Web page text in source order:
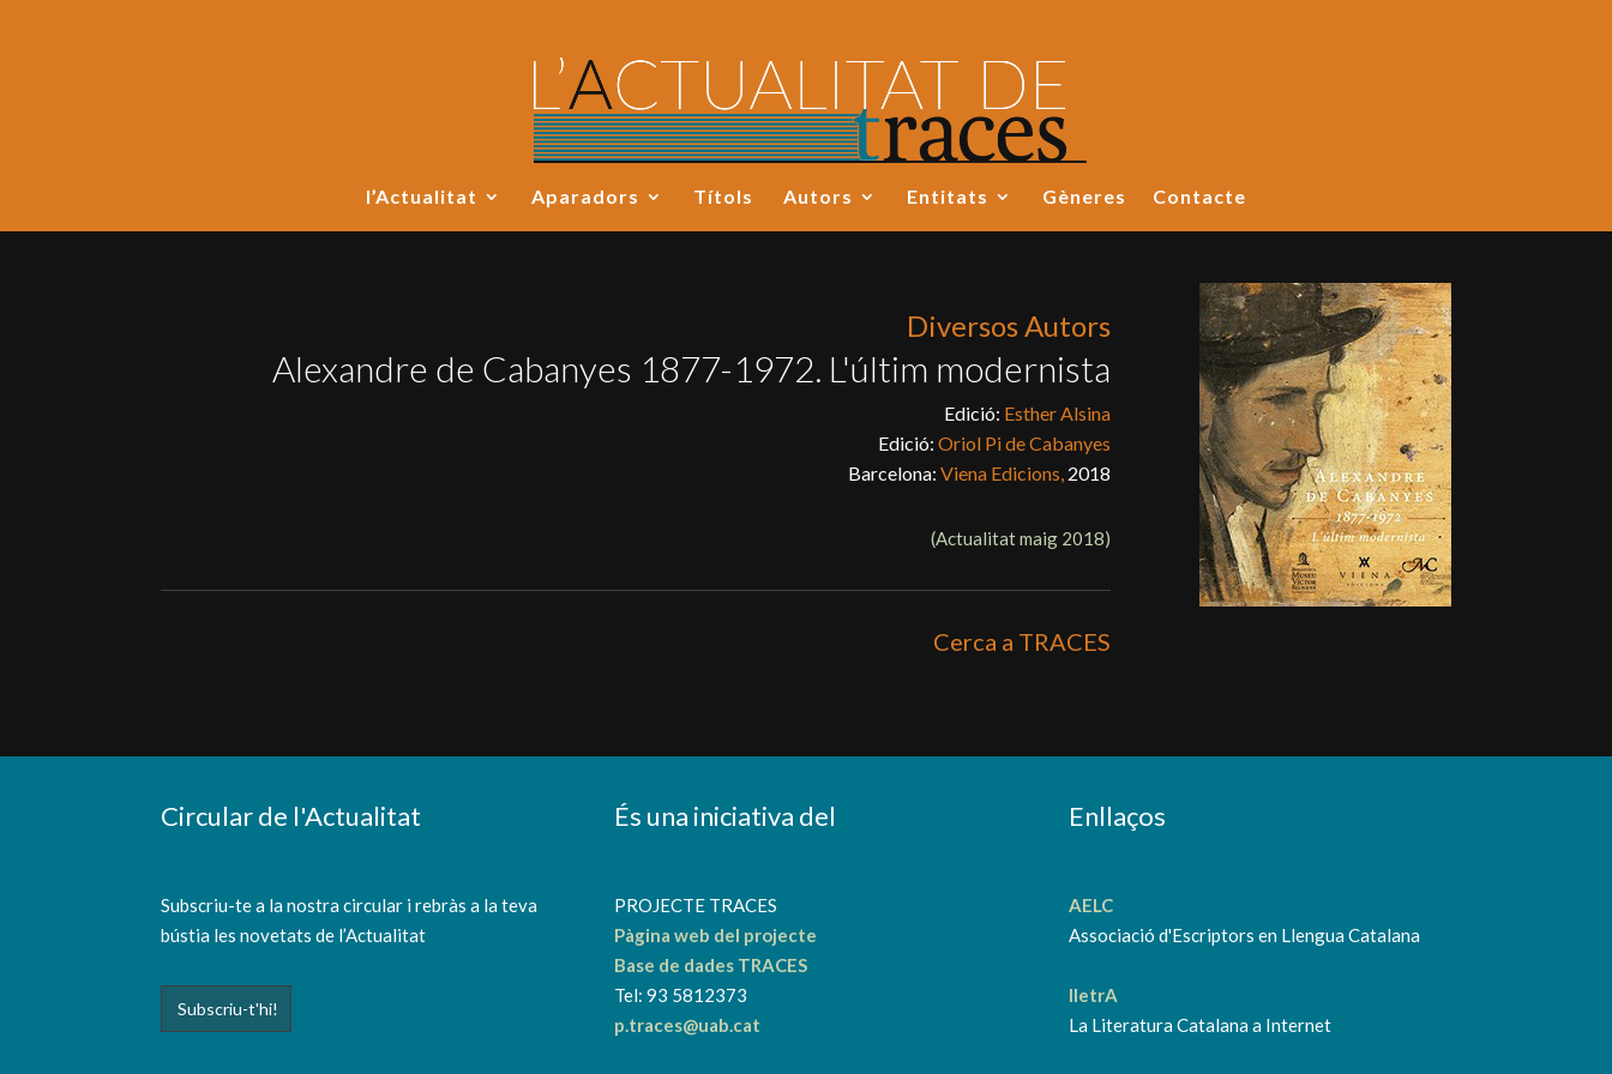
l’Actualitat Aparadors Títols Autors Entitats Gèneres Contacte
Diversos Autors
Alexandre de Cabanyes 1877-1972. L'últim modernista
Edició: Esther Alsina
Edició: Oriol Pi de Cabanyes
Barcelona: Viena Edicions, 2018
(Actualitatmaig 2018)
Cerca a TRACES
Circular de l'Actualitat
Subscriu-te a la nostra circular i rebràs a la teva
bústia les novetats de l’Actualitat
És una iniciativa del
PROJECTE TRACES
Pàgina web del projecte
Base de dades TRACES
Tel: 93 5812373
p.traces@uab.cat
Enllaços
AELC
Associació d'Escriptors en Llengua Catalana
lletrA
La Literatura Catalana a Internet